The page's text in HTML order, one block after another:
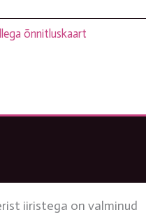
õnnitluskaart
iiristega on valminud